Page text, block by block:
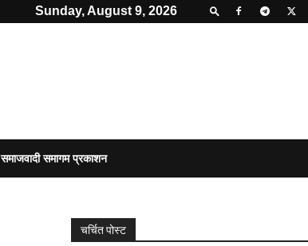
Sunday, August 9, 2026
समाजवादी समागम प्रकाशन
चर्चित पोस्ट